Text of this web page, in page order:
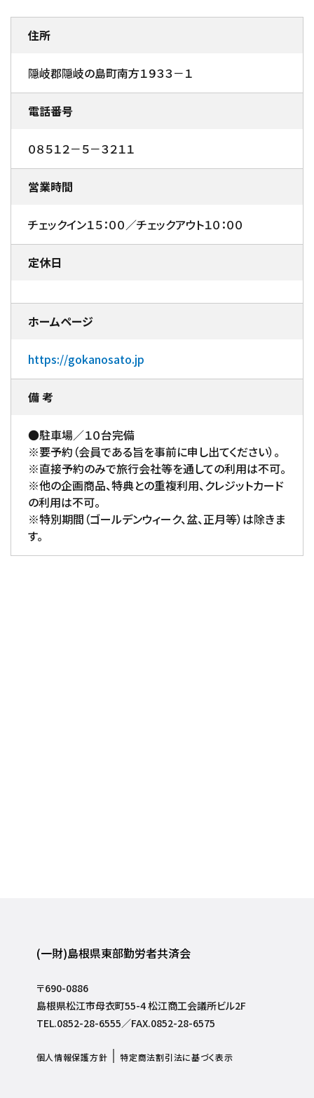
住所
隠岐郡隠岐の島町南方１９３３－１
電話番号
０８５１２－５－３２１１
営業時間
チェックイン１５：００／チェックアウト１０：００
定休日
ホームページ
https://gokanosato.jp
備 考
●駐車場／１０台完備
※要予約（会員である旨を事前に申し出てください）。
※直接予約のみで旅行会社等を通しての利用は不可。
※他の企画商品、特典との重複利用、クレジットカード
の利用は不可。
※特別期間（ゴールデンウィーク、盆、正月等）は除きま
す。
(一財)島根県東部勤労者共済会
〒690-0886
島根県松江市母衣町55-4 松江商工会議所ビル2F
TEL.0852-28-6555／FAX.0852-28-6575
個人情報保護方針 特定商法割引法に基づく表示